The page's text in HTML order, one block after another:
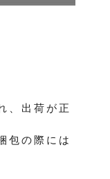
、出荷が正
包の際には